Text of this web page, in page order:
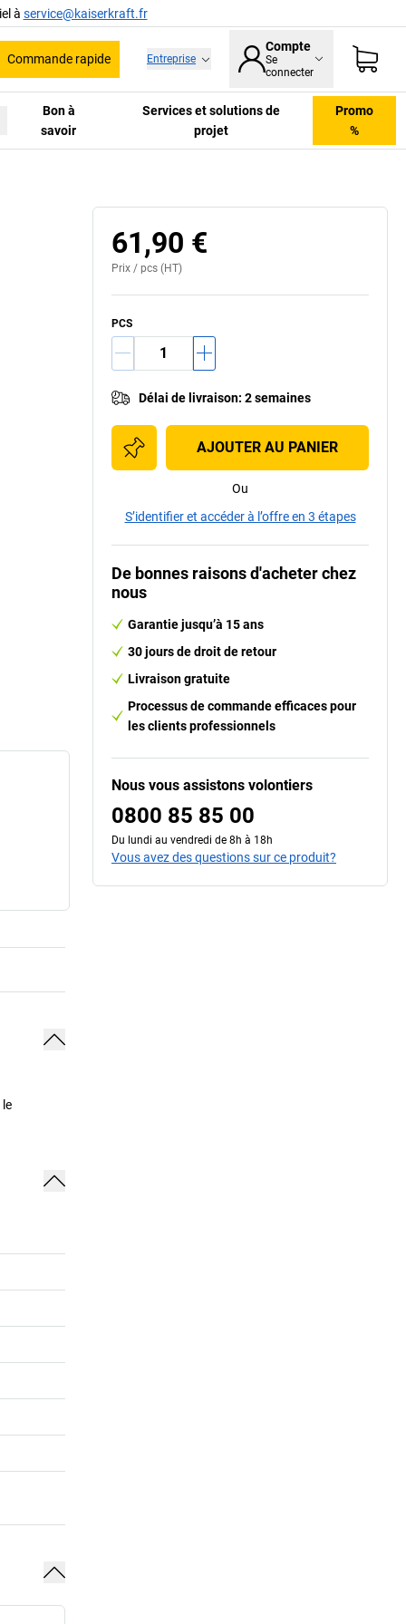
à service@kaiserkraft.fr
Commande rapide Entreprise
Compte
Se
connecter
Bon à
savoir
Services et solutions de
projet
Promo
%
61,90 €
Prix / pcs (HT)
PCS
Délai de livraison: 2 semaines
AJOUTER AU PANIER
Ou
S’identifier et accéder à l’offre en 3 étapes
De bonnes raisons d'acheter chez
nous
Garantie jusqu’à 15 ans
30 jours de droit de retour
Livraison gratuite
Processus de commande efficaces pour
les clients professionnels
Nous vous assistons volontiers
0800 85 85 00
Du lundi au vendredi de 8h à 18h
Vous avez des questions sur ce produit?